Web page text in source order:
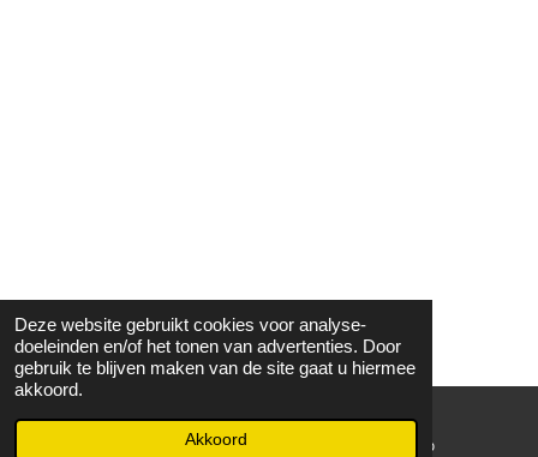
Deze website gebruikt cookies voor analyse-
doeleinden en/of het tonen van advertenties. Door
gebruik te blijven maken van de site gaat u hiermee
akkoord.
Akkoord WhatsApp